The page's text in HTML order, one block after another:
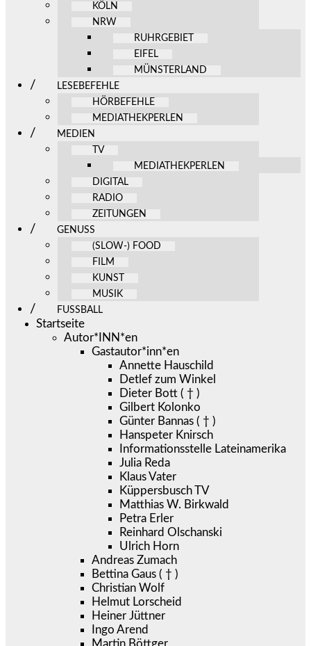
KÖLN
NRW
RUHRGEBIET
EIFEL
MÜNSTERLAND
LESEBEFEHLE
HÖRBEFEHLE
MEDIATHEKPERLEN
MEDIEN
TV
MEDIATHEKPERLEN
DIGITAL
RADIO
ZEITUNGEN
GENUSS
(SLOW-) FOOD
FILM
KUNST
MUSIK
FUSSBALL
Startseite
Autor*INN*en
Gastautor*inn*en
Annette Hauschild
Detlef zum Winkel
Dieter Bott ( † )
Gilbert Kolonko
Günter Bannas ( † )
Hanspeter Knirsch
Informationsstelle Lateinamerika
Julia Reda
Klaus Vater
Küppersbusch TV
Matthias W. Birkwald
Petra Erler
Reinhard Olschanski
Ulrich Horn
Andreas Zumach
Bettina Gaus ( † )
Christian Wolf
Helmut Lorscheid
Heiner Jüttner
Ingo Arend
Martin Böttger